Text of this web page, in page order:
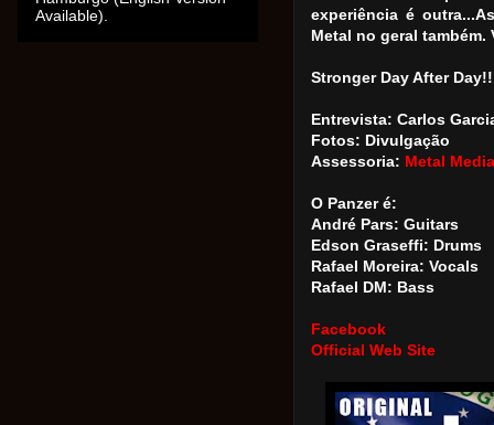
experiência é
Metal no geral
Stronger Day After
Entrevista: Carlos
Fotos: Divulgação
Assessoria: Metal Media
O Panzer é:
André Pars: Guitars
Edson Graseffi: Drums
Rafael Moreira: Vocals
Rafael DM: Bass
Facebook
Official Web Site
Available).